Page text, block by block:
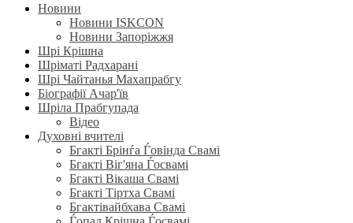
Новини
Новини ISKCON
Новини Запоріжжя
Шрі Крішна
Шріматі Радхарані
Шрі Чайтанья Махапрабгу
Біографії Ачар'їв
Шріла Прабгупада
Відео
Духовні вчителі
Бгакті Брінѓа Ѓовінда Свамі
Бгакті Віг'яна Ѓосвамі
Бгакті Вікаша Свамі
Бгакті Тіртха Свамі
Бгактівайбхава Свамі